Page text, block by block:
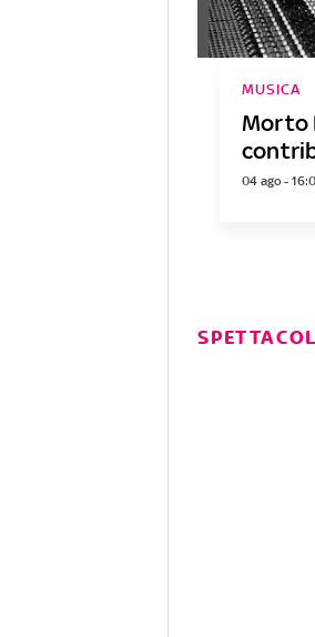
Morto
MUSICA
04 ago -